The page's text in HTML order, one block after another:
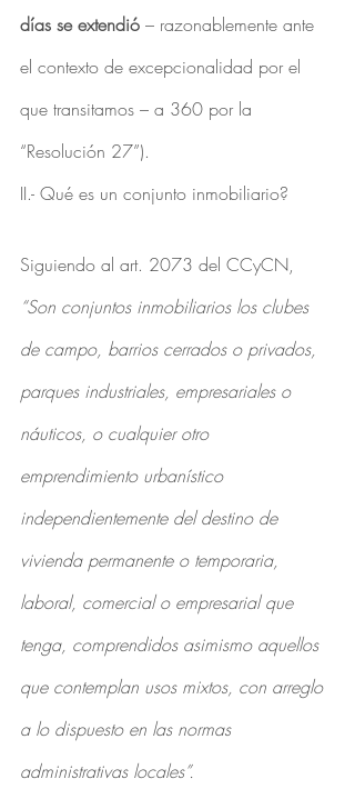
días se extendió – razonablemente ante
el contexto de excepcionalidad por el
que transitamos – a 360 por la
“Resolución 27”).
II.- Qué es un conjunto inmobiliario?
Siguiendo al art. 2073 del CCyCN,
“Son conjuntos inmobiliarios los clubes
de campo, barrios cerrados o privados,
parques industriales, empresariales o
náuticos, o cualquier otro
emprendimiento urbanístico
independientemente del destino de
vivienda permanente o temporaria,
laboral, comercial o empresarial que
tenga, comprendidos asimismo aquellos
que contemplan usos mixtos, con arreglo
a lo dispuesto en las normas
administrativas locales”.